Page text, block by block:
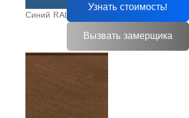
Синий RAL5010
Узнать стоимость!
Вызвать замерщика